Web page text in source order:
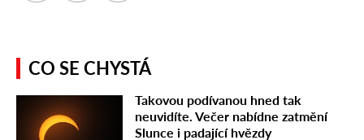
CO SE CHYSTÁ
Takovou podívanou hned tak
neuvidíte. Večer nabídne zatmění
Slunce i padající hvězdy